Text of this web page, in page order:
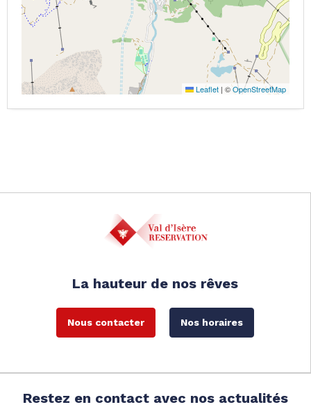
Leaflet | ©OpenStreetMap
La hauteur de nos rêves
Nous contacter Nos horaires
Restez en contact avec nos actualités